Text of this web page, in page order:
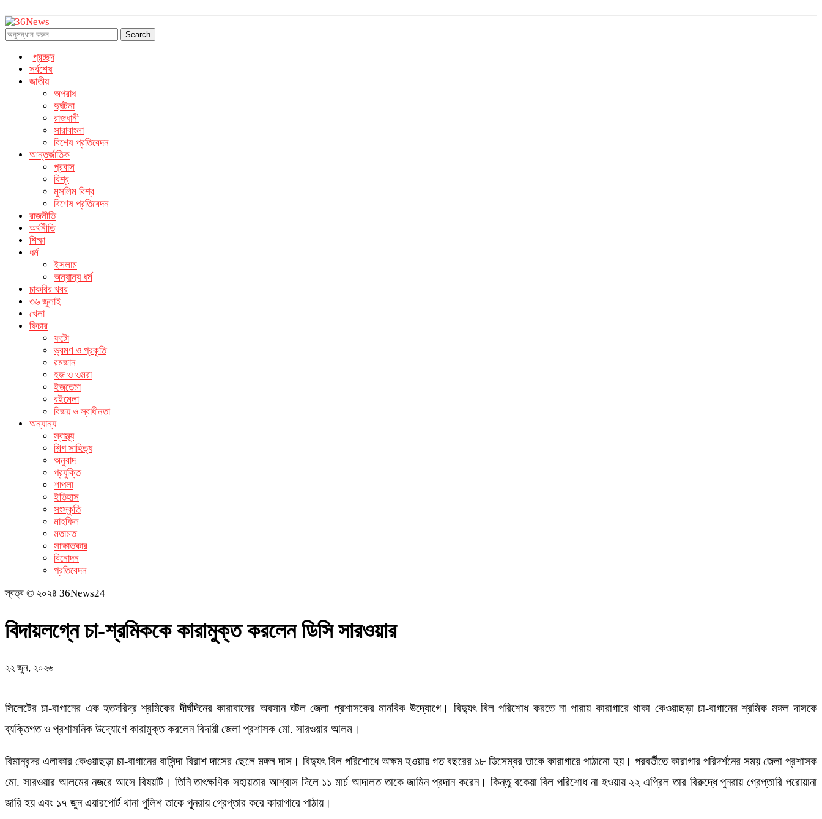
Search
প্রচ্ছদ
সর্বশেষ
জাতীয়
অপরাধ
দুর্ঘটনা
রাজধানী
সারাবাংলা
বিশেষ প্রতিবেদন
আন্তর্জাতিক
প্রবাস
বিশ্ব
মুসলিম বিশ্ব
বিশেষ প্রতিবেদন
রাজনীতি
অর্থনীতি
শিক্ষা
ধর্ম
ইসলাম
অন্যান্য ধর্ম
চাকরির খবর
৩৬ জুলাই
খেলা
ফিচার
ফটো
ভ্রমণ ও প্রকৃতি
রমজান
হজ ও ওমরা
ইজতেমা
বইমেলা
বিজয় ও স্বাধীনতা
অন্যান্য
স্বাস্থ্য
শিল্প সাহিত্য
অনুবাদ
প্রযুক্তি
শাপলা
ইতিহাস
সংস্কৃতি
মাহফিল
মতামত
সাক্ষাতকার
বিনোদন
প্রতিবেদন
স্বত্ব © ২০২৪ 36News24
বিদায়লগ্নে চা-শ্রমিককে কারামুক্ত করলেন ডিসি সারওয়ার
২২ জুন, ২০২৬
সিলেটের চা-বাগানের এক হতদরিদ্র শ্রমিকের দীর্ঘদিনের কারাবাসের অবসান ঘটল জেলা প্রশাসকের মানবিক উদ্যোগে। বিদ্যুৎ বিল পরিশোধ করতে না পারায় কারাগারে থাকা কেওয়াছড়া চা-বাগানের শ্রমিক মঙ্গল দাসকে
ব্যক্তিগত ও প্রশাসনিক উদ্যোগে কারামুক্ত করলেন বিদায়ী জেলা প্রশাসক মো. সারওয়ার আলম।
বিমানবন্দর এলাকার কেওয়াছড়া চা-বাগানের বাসিন্দা বিরাশ দাসের ছেলে মঙ্গল দাস। বিদ্যুৎ বিল পরিশোধে অক্ষম হওয়ায় গত বছরের ১৮ ডিসেম্বর তাকে কারাগারে পাঠানো হয়। পরবর্তীতে কারাগার পরিদর্শনের সময় জেলা প্রশাসক
মো. সারওয়ার আলমের নজরে আসে বিষয়টি। তিনি তাৎক্ষণিক সহায়তার আশ্বাস দিলে ১১ মার্চ আদালত তাকে জামিন প্রদান করেন। কিন্তু বকেয়া বিল পরিশোধ না হওয়ায় ২২ এপ্রিল তার বিরুদ্ধে পুনরায় গ্রেপ্তারি পরোয়ানা
জারি হয় এবং ১৭ জুন এয়ারপোর্ট থানা পুলিশ তাকে পুনরায় গ্রেপ্তার করে কারাগারে পাঠায়।